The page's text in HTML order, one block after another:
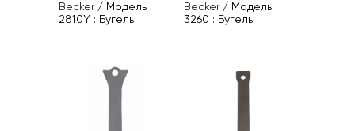
Becker/ Модель
2810Y : Бугель
Becker/ Модель
3260 : Бугель